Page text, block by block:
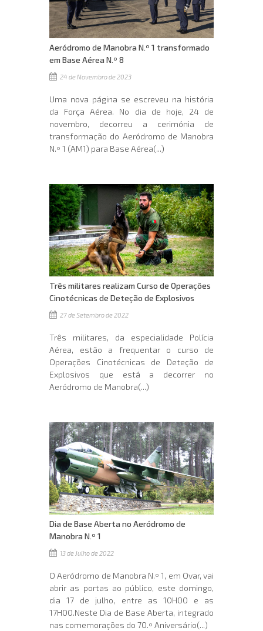
Aeródromo de Manobra N.º 1 transformado
em Base Aérea N.º 8
24 de Novembro de 2023
Uma nova página se escreveu na história
da Força Aérea. No dia de hoje, 24 de
novembro, decorreu a cerimónia de
transformação do Aeródromo de Manobra
N.º 1 (AM1) para Base Aérea(...)
Três militares realizam Curso de Operações
Cinotécnicas de Deteção de Explosivos
27 de Setembro de 2022
Três militares, da especialidade Polícia
Aérea, estão a frequentar o curso de
Operações Cinotécnicas de Deteção de
Explosivos que está a decorrer no
Aeródromo de Manobra(...)
Dia de Base Aberta no Aeródromo de
Manobra N.º 1
13 de Julho de 2022
O Aeródromo de Manobra N.º 1, em Ovar, vai
abrir as portas ao público, este domingo,
dia 17 de julho, entre as 10H00 e as
17H00.Neste Dia de Base Aberta, integrado
nas comemorações do 70.º Aniversário(...)